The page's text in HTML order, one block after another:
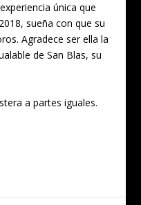
única que
sueña con que su
Agradece ser ella la
de San Blas, su
a partes iguales.